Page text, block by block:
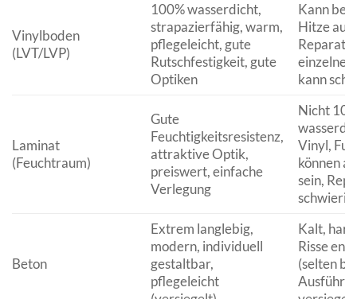
Vinylboden
(LVT/LVP)
100% wasserdicht,
strapazierfähig, warm,
pflegeleicht, gute
Rutschfestigkeit, gute
Optiken
Kann bei
Hitze
einzelner
kann
Laminat
(Feuchtraum)
Gute
Feuchtigkeitsresistenz,
attraktive Optik,
preiswert, einfache
Verlegung
Nicht
Vinyl,
können
sein,
schwierig
Beton
Extrem langlebig,
modern, individuell
gestaltbar,
pflegeleicht
Kalt,
Risse
(selten